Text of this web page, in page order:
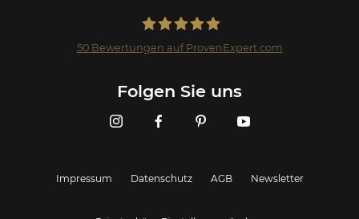
50Bewertungen auf ProvenExpert.com
Folgen Sie uns
Impressum Datenschutz AGB Newsletter